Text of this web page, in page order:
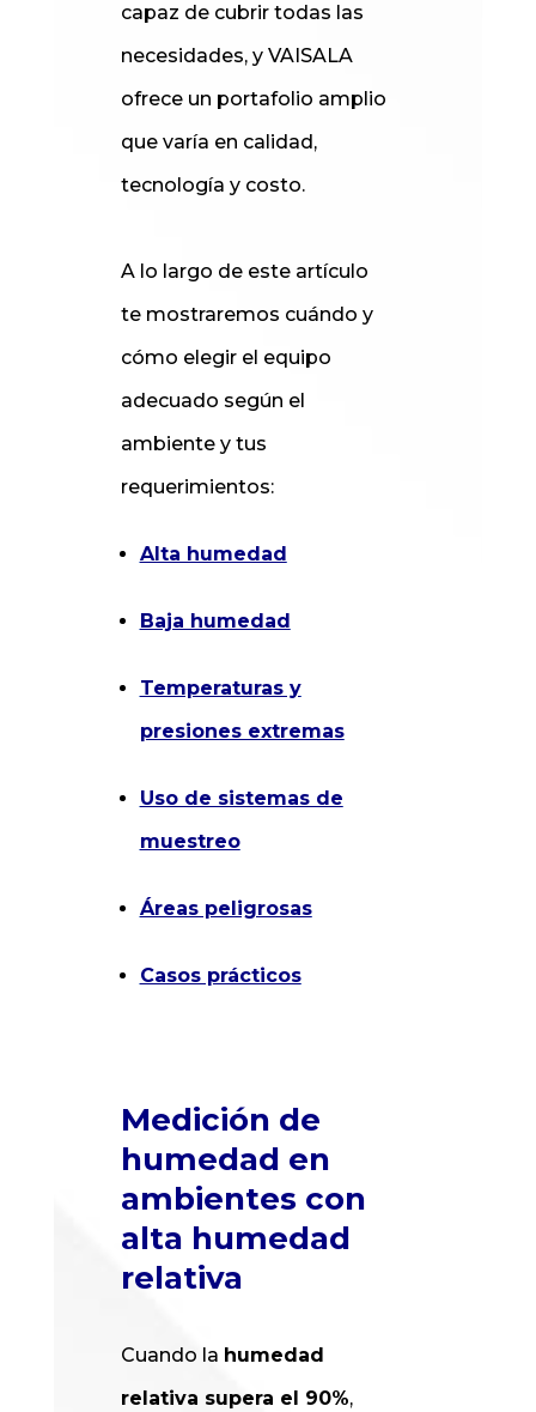
capaz de cubrir todas las
necesidades, y VAISALA
ofrece un portafolio amplio
que varía en calidad,
tecnología y costo.
A lo largo de este artículo
te mostraremos cuándo y
cómo elegir el equipo
adecuado según el
ambiente y tus
requerimientos:
Alta humedad
Baja humedad
Temperaturas y
presiones extremas
Uso de sistemas de
muestreo
Áreas peligrosas
Casos prácticos
Medición de
humedad en
ambientes con
alta humedad
relativa
Cuando la humedad
relativa supera el 90%,